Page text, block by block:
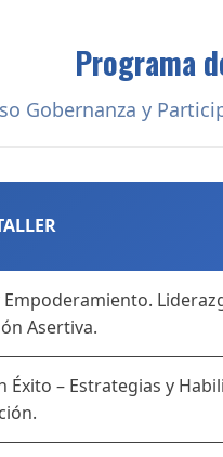
Programa
Gobernanza y
Empoderamiento.
Asertiva.
Éxito – Estrategias y